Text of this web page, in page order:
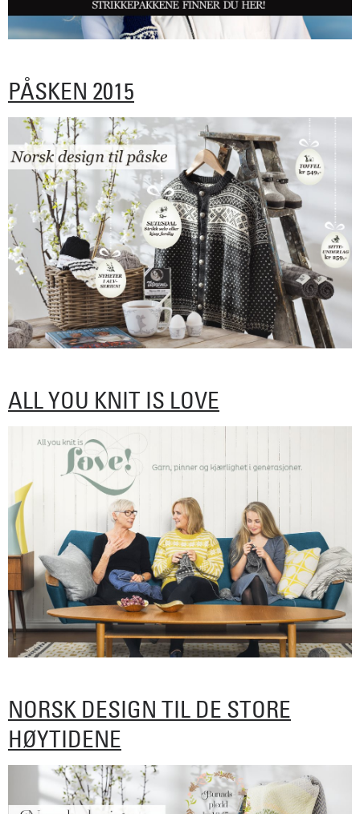
PÅSKEN 2015
ALL YOU KNIT IS LOVE
NORSK DESIGN TIL DE STORE
HØYTIDENE